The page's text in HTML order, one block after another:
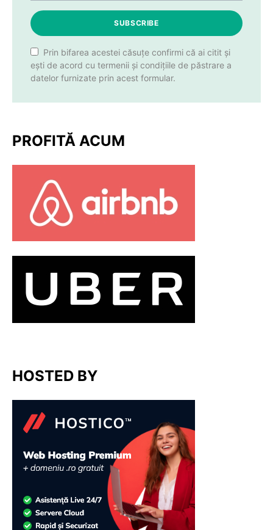
SUBSCRIBE
Prin bifarea acestei căsuțe confirmi că ai citit și
ești de acord cu termenii și condițiile de păstrare a
datelor furnizate prin acest formular.
PROFITĂ ACUM
HOSTED BY